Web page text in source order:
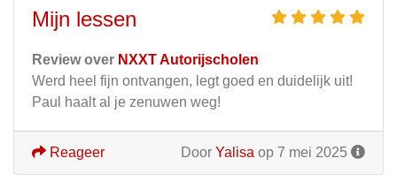
Mijn lessen
Review over NXXT Autorijscholen
Werd heel fijn ontvangen, legt goed en duidelijk uit!
Paul haalt al je zenuwen weg!
Door Yalisa op 7 mei 2025
Reageer